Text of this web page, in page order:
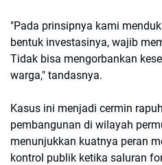
"Pada prinsipnya kami
bentuk investasinya, wajib
Tidak bisa mengorbankan
warga," tandasnya.
Kasus ini menjadi cermin
pembangunan di wilayah
menunjukkan kuatnya peran
kontrol publik ketika saluran